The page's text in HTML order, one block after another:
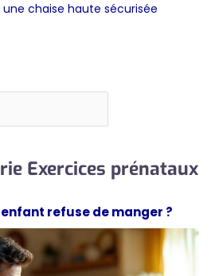
chaise haute sécurisée
Exercices prénataux
refuse de manger ?